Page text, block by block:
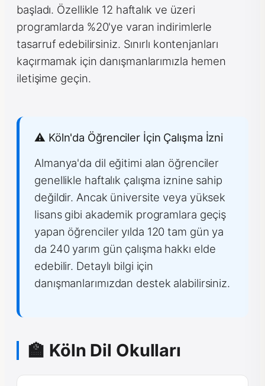
başladı. Özellikle 12 haftalık ve üzeri
programlarda %20'ye varan indirimlerle
tasarruf edebilirsiniz. Sınırlı kontenjanları
kaçırmamak için danışmanlarımızla hemen
iletişime geçin.
⚠️ Köln'da Öğrenciler İçin Çalışma İzni
Almanya'da dil eğitimi alan öğrenciler
genellikle haftalık çalışma iznine sahip
değildir. Ancak üniversite veya yüksek
lisans gibi akademik programlara geçiş
yapan öğrenciler yılda 120 tam gün ya
da 240 yarım gün çalışma hakkı elde
edebilir. Detaylı bilgi için
danışmanlarımızdan destek alabilirsiniz.
🏫 Köln Dil Okulları